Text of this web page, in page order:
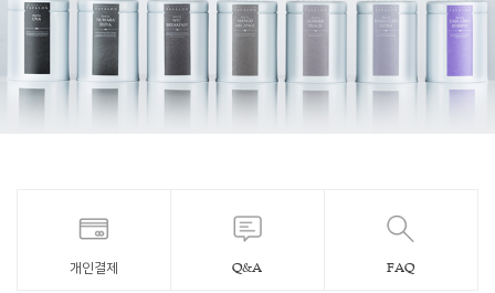
개인결제 Q&A FAQ